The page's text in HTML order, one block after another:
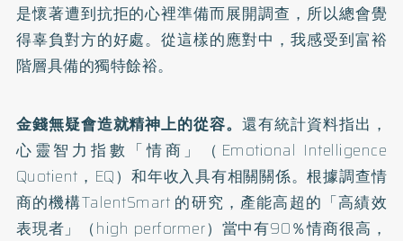
是懷著遭到抗拒的心裡準備而展開調查，所以總會覺
得辜負對方的好處。從這樣的應對中，我感受到富裕
階層具備的獨特餘裕。
金錢無疑會造就精神上的從容。還有統計資料指出，
心靈智力指數「情商」（Emotional Intelligence
Quotient，EQ）和年收入具有相關關係。根據調查情
商的機構TalentSmart 的研究，產能高超的「高績效
表現者」（high performer）當中有90％情商很高，